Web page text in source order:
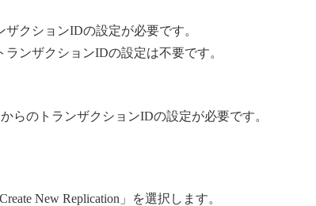
クションIDの設定が必要です。
ンザクションIDの設定は不要です。
らのトランザクションIDの設定が必要です。
New Replication」を選択します。